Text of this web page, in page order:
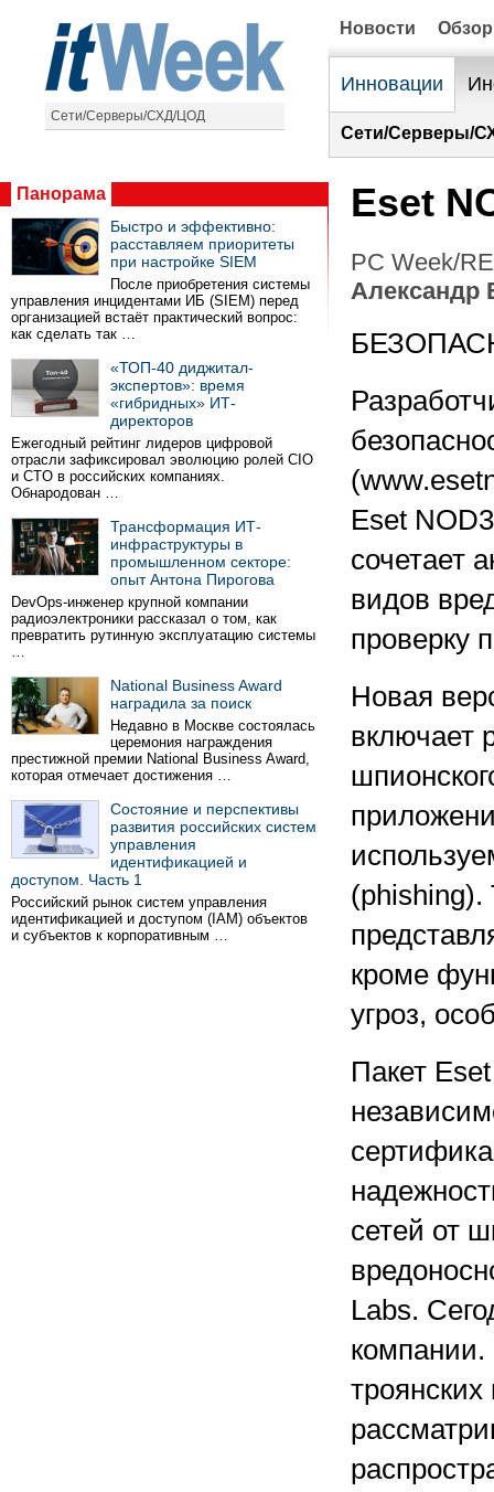
Сети/Серверы/СХД/ЦОД
Новости
Инновации
Сети/Серверы/
Панорама
Быстро и эффективно:
расставляем приоритеты
при настройке SIEM
После приобретения системы
управления инцидентами ИБ (SIEM) перед
организацией встаёт практический вопрос:
как сделать так …
«ТОП-40 диджитал-
экспертов»: время
«гибридных» ИТ-
директоров
Ежегодный рейтинг лидеров цифровой
отрасли зафиксировал эволюцию ролей CIO
и CTO в российских компаниях.
Обнародован …
Трансформация ИТ-
инфраструктуры в
промышленном секторе:
опыт Антона Пирогова
DevOps-инженер крупной компании
радиоэлектроники рассказал о том, как
превратить рутинную эксплуатацию системы
…
National Business Award
наградила за поиск
Недавно в Москве состоялась
церемония награждения
престижной премии National Business Award,
которая отмечает достижения …
Состояние и перспективы
развития российских систем
управления
идентификацией и
доступом. Часть 1
Российский рынок систем управления
идентификацией и доступом (IAM) объектов
и субъектов к корпоративным …
Eset
PC Week/
Александр
Eset
сочетает
видов
проверку
Новая
включает
(phishing).
кроме
угроз,
Пакет
сетей от
Labs.